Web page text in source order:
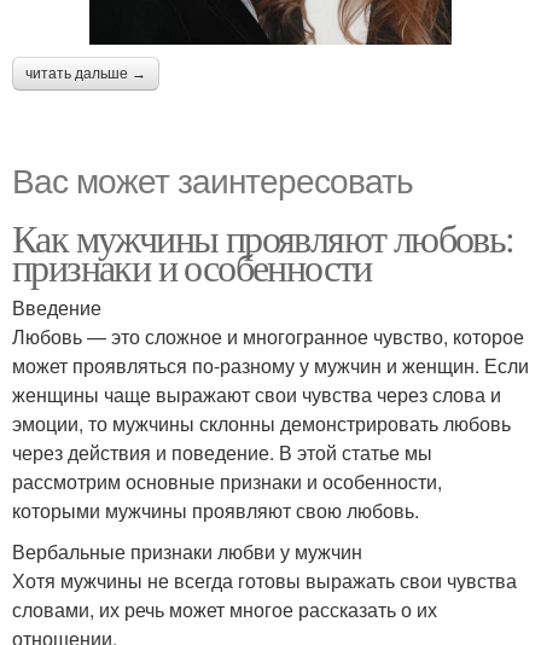
читать дальше →
Вас может заинтересовать
Как мужчины проявляют любовь:
признаки и особенности
Введение
Любовь — это сложное и многогранное чувство, которое
может проявляться по-разному у мужчин и женщин. Если
женщины чаще выражают свои чувства через слова и
эмоции, то мужчины склонны демонстрировать любовь
через действия и поведение. В этой статье мы
рассмотрим основные признаки и особенности,
которыми мужчины проявляют свою любовь.
Вербальные признаки любви у мужчин
Хотя мужчины не всегда готовы выражать свои чувства
словами, их речь может многое рассказать о их
отношении.